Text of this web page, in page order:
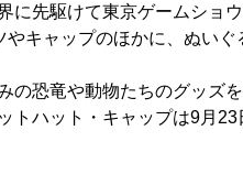
に先駆けて東京ゲームショ
やキャップのほかに、ぬい
の恐竜や動物たちのグッズ
トハット・キャップは9月23